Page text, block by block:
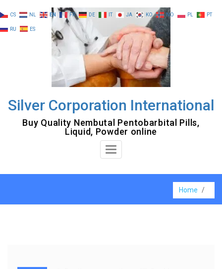
to
content
Silver Corporation International
Buy Quality Nembutal Pentobarbital Pills,
Liquid, Powder online
Toggle
Home /
CS NL EN FR DE IT JA KO NO PL PT
RU ES